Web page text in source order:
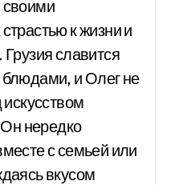
к жизни и
славится
и Олег не
искусством
Он нередко
с семьей или
вкусом